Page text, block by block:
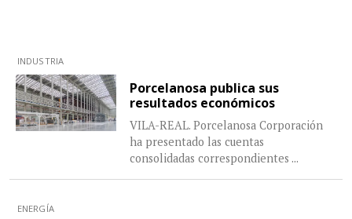
INDUSTRIA
Porcelanosa publica sus
resultados económicos
VILA-REAL. Porcelanosa Corporación
ha presentado las cuentas
consolidadas correspondientes ...
ENERGÍA